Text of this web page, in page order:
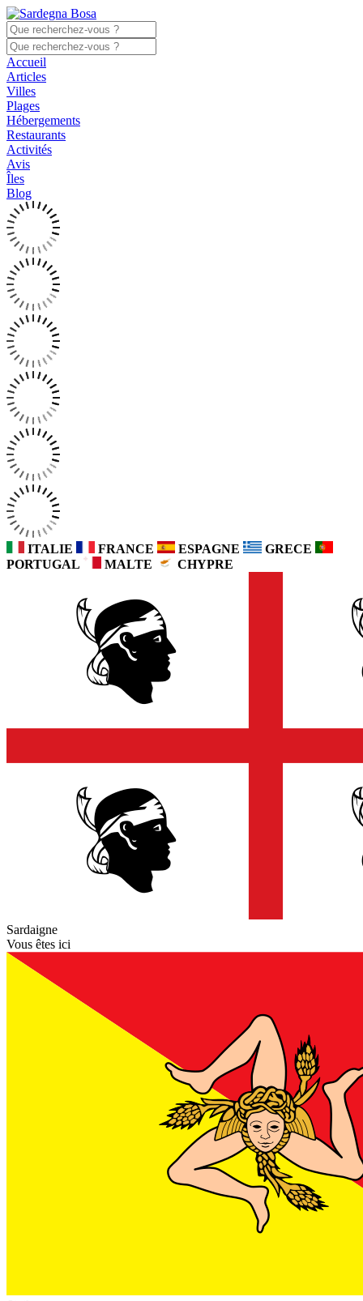
Accueil
Articles
Villes
Plages
Hébergements
Restaurants
Activités
Avis
Îles
Blog
ITALIE FRANCE ESPAGNE
GRECE
PORTUGAL
MALTE CHYPRE
Sardaigne
Vous êtes ici